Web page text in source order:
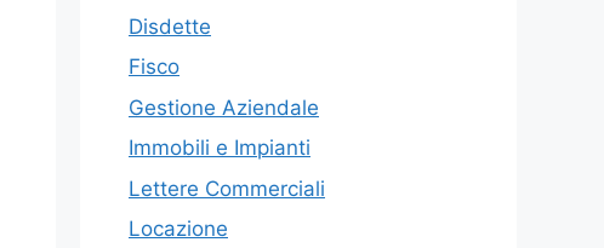
Disdette
Fisco
Gestione Aziendale
Immobili e Impianti
Lettere Commerciali
Locazione